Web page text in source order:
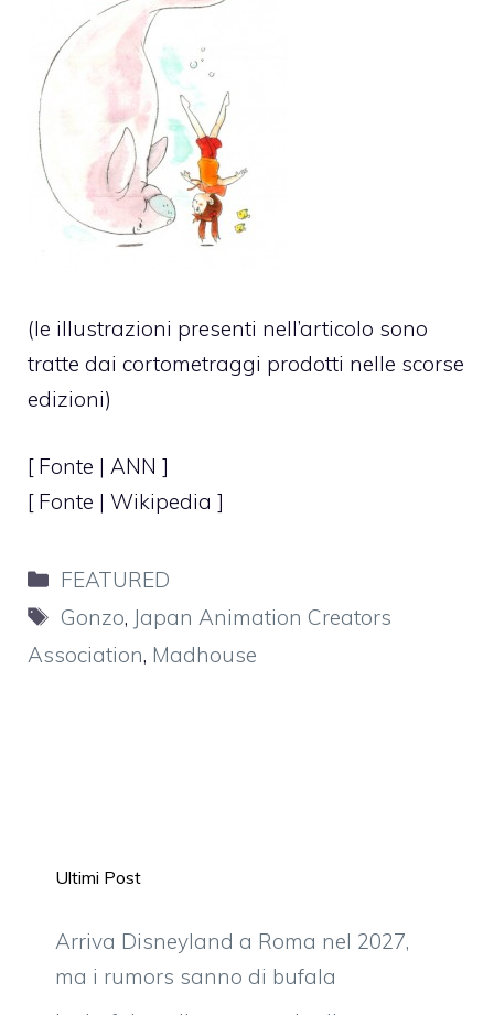
(le illustrazioni presenti nell’articolo sono
tratte dai cortometraggi prodotti nelle scorse
edizioni)
[ Fonte | ANN ]
[ Fonte | Wikipedia ]
Categorie
FEATURED
Tag
Gonzo, Japan Animation Creators
Association, Madhouse
Ultimi Post
Arriva Disneyland a Roma nel 2027,
ma i rumors sanno di bufala